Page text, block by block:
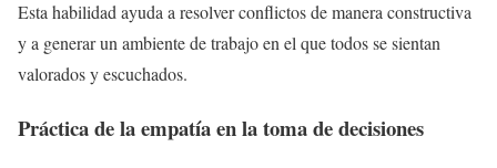
Esta habilidad ayuda a resolver conflictos de manera constructiva
y a generar un ambiente de trabajo en el que todos se sientan
valorados y escuchados.
Práctica de la empatía en la toma de decisiones